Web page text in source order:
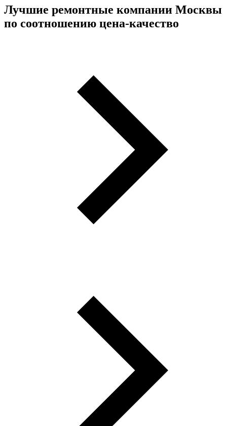
Лучшие ремонтные компании Москвы
по соотношению цена-качество